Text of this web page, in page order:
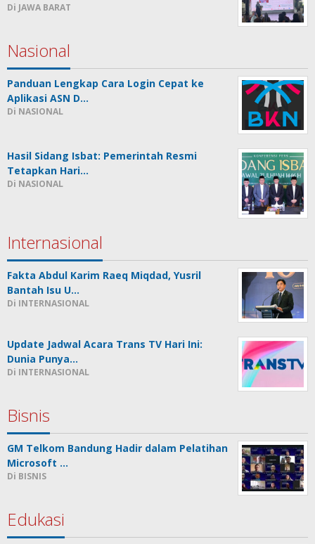
Di JAWA BARAT
Nasional
Panduan Lengkap Cara Login Cepat ke
Aplikasi ASN D…
Di NASIONAL
Hasil Sidang Isbat: Pemerintah Resmi
Tetapkan Hari…
Di NASIONAL
Internasional
Fakta Abdul Karim Raeq Miqdad, Yusril
Bantah Isu U…
Di INTERNASIONAL
Update Jadwal Acara Trans TV Hari Ini:
Dunia Punya…
Di INTERNASIONAL
Bisnis
GM Telkom Bandung Hadir dalam Pelatihan
Microsoft …
Di BISNIS
Edukasi